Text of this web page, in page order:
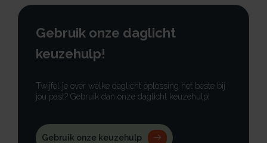
Gebruik onze daglicht
keuzehulp!
Twijfel je over welke daglicht oplossing het beste bij
jou past? Gebruik dan onze daglicht keuzehulp!
Gebruik onze keuzehulp